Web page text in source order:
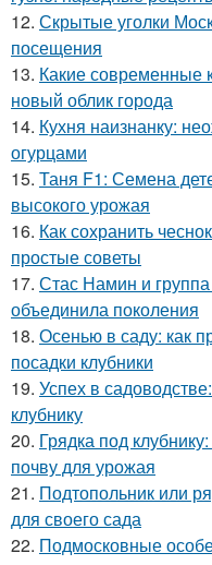
12. Скрытые уголки
посещения
13. Какие современные
новый облик города
14. Кухня наизнанку:
огурцами
15. Таня F1: Семена
высокого урожая
16. Как сохранить
простые советы
17. Стас Намин и
объединила поколения
18. Осенью в саду: как
посадки клубники
19. Успех в
клубнику
20. Грядка под
почву для урожая
21. Подтопольник или
для своего сада
22. Подмосковные